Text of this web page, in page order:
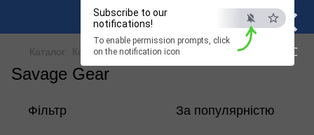
×
ESC
Subscribe to our
notifications!
To enable permission prompts, click
on the notification icon
Каталог Котушки Фідерні котушки Savage Gear
Savage Gear
Фільтр За популярністю